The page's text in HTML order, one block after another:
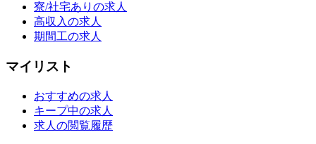
寮/社宅ありの求人
高収入の求人
期間工の求人
マイリスト
おすすめの求人
キープ中の求人
求人の閲覧履歴